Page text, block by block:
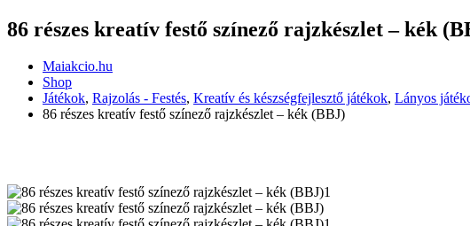
86 részes kreatív festő színező rajzkészlet – kék
Maiakcio.hu
Shop
Játékok, Rajzolás - Festés, Kreatív és készségfejlesztő játékok, Lányos
86 részes kreatív festő színező rajzkészlet – kék (BBJ)